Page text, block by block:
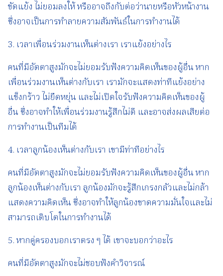
ขัดแย้ง ไม่ยอมลงให้ หรืออาจถึงกับต่อว่านายหรือหัวหน้างาน
ซึ่งอาจเป็นการทำลายความสัมพันธ์ในการทำงานได้
3. เวลาเพื่อนร่วมงานเห็นต่างเรา เราแย้งอย่างไร
คนที่มีอัตตาสูงมักจะไม่ยอมรับฟังความคิดเห็นของผู้อื่น หาก
เพื่อนร่วมงานเห็นต่างกับเรา เรามักจะแสดงท่าทีแย้งอย่าง
แข็งกร้าว ไม่ยืดหยุ่น และไม่เปิดใจรับฟังความคิดเห็นของผู้
อื่น ซึ่งอาจทำให้เพื่อนร่วมงานรู้สึกไม่ดี และอาจส่งผลเสียต่อ
การทำงานเป็นทีมได้
4. เวลาลูกน้องเห็นต่างกับเรา เขามีท่าทีอย่างไร
คนที่มีอัตตาสูงมักจะไม่ยอมรับฟังความคิดเห็นของผู้อื่น หาก
ลูกน้องเห็นต่างกับเรา ลูกน้องมักจะรู้สึกเกรงกลัวและไม่กล้า
แสดงความคิดเห็น ซึ่งอาจทำให้ลูกน้องขาดความมั่นใจและไม่
สามารถเติบโตในการทำงานได้
5. หากคู่ครองบอกเราตรง ๆ ได้ เขาจะบอกว่าอะไร
คนที่มีอัตตาสูงมักจะไม่ชอบฟังคำวิจารณ์